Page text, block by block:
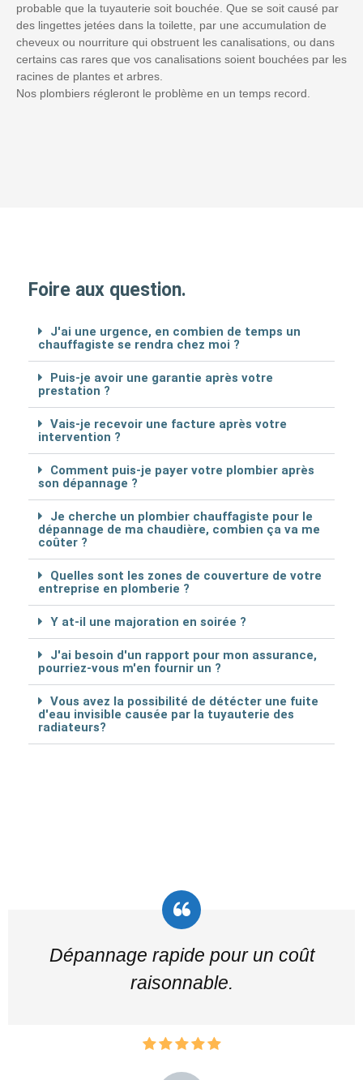
probable que la tuyauterie soit bouchée. Que se soit causé par
des lingettes jetées dans la toilette, par une accumulation de
cheveux ou nourriture qui obstruent les canalisations, ou dans
certains cas rares que vos canalisations soient bouchées par les
racines de plantes et arbres.
Nos plombiers régleront le problème en un temps record.
Foire aux question.
J'ai une urgence, en combien de temps un
chauffagiste se rendra chez moi ?
Puis-je avoir une garantie après votre
prestation ?
Vais-je recevoir une facture après votre
intervention ?
Comment puis-je payer votre plombier après
son dépannage ?
Je cherche un plombier chauffagiste pour le
dépannage de ma chaudière, combien ça va me
coûter ?
Quelles sont les zones de couverture de votre
entreprise en plomberie ?
Y at-il une majoration en soirée ?
J'ai besoin d'un rapport pour mon assurance,
pourriez-vous m'en fournir un ?
Vous avez la possibilité de détécter une fuite
d'eau invisible causée par la tuyauterie des
radiateurs?
Dépannage rapide pour un coût
raisonnable.